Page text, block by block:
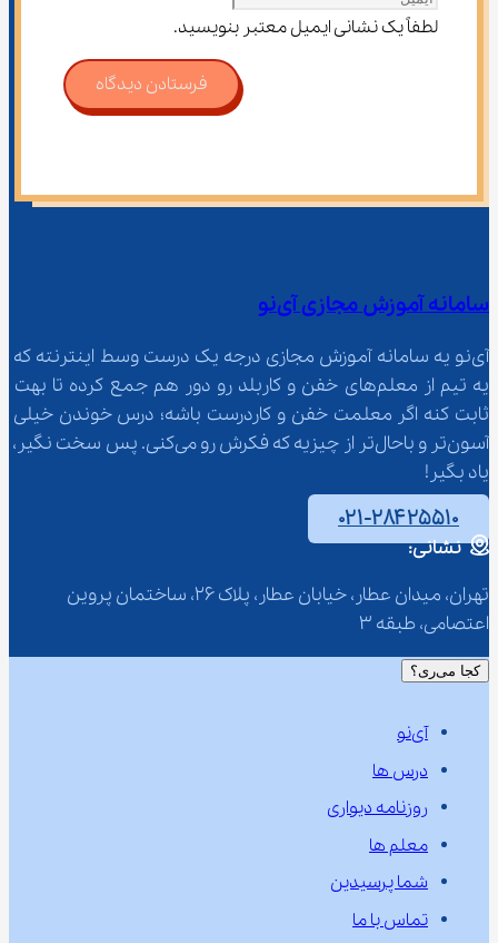
لطفاً یک نشانی ایمیل معتبر بنویسید.
فرستادن دیدگاه
سامانه آموزش مجازی آی‌نو
آی‌نو یه سامانه آموزش مجازی درجه یک درست وسط اینترنته که
یه تیم از معلم‌‌های خفن و کاربلد رو دور هم جمع کرده تا بهت
ثابت کنه اگر معلمت خفن و کاردرست باشه؛ درس خوندن خیلی
آسون‌تر و باحال‌تر از چیزیه که فکرش رو می‌کنی. پس سخت نگیر،
یاد بگیر!
۰۲۱-۲۸۴۲۵۵۱۰
نشانی:
تهران، میدان عطار، خیابان عطار، پلاک 26، ساختمان پروین
اعتصامی، طبقه 3
کجا می‌ری؟
آی‌نو
درس ها
روزنامه دیواری
معلم ها
شما پرسیدین
تماس با ما